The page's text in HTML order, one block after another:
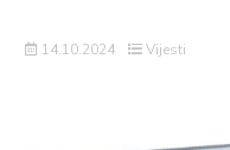
14.10.2024 Vijesti